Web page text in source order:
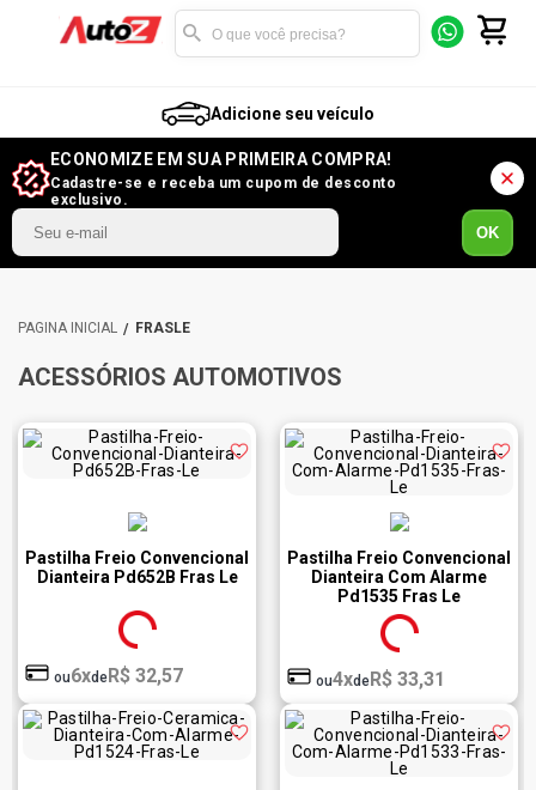
Adicione seu veículo
ECONOMIZE EM SUA PRIMEIRA COMPRA!
Cadastre-se e receba um cupom de desconto
exclusivo.
OK
FRASLE
ACESSÓRIOS AUTOMOTIVOS
Pastilha Freio Convencional
Dianteira Pd652B Fras Le
ou6xdeR$ 32,57
Pastilha Freio Convencional
Dianteira Com Alarme
Pd1535 Fras Le
ou4xdeR$ 33,31